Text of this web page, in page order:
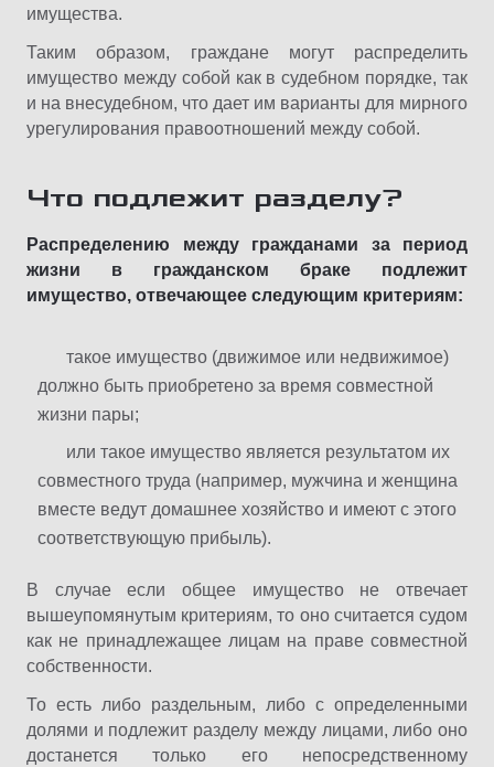
имущества.
Таким образом, граждане могут распределить
имущество между собой как в судебном порядке, так
и на внесудебном, что дает им варианты для мирного
урегулирования правоотношений между собой.
Что подлежит разделу?
Распределению между гражданами за период
жизни в гражданском браке подлежит
имущество, отвечающее следующим критериям:
такое имущество (движимое или недвижимое)
должно быть приобретено за время совместной
жизни пары;
или такое имущество является результатом их
совместного труда (например, мужчина и женщина
вместе ведут домашнее хозяйство и имеют с этого
соответствующую прибыль).
В случае если общее имущество не отвечает
вышеупомянутым критериям, то оно считается судом
как не принадлежащее лицам на праве совместной
собственности.
То есть либо раздельным, либо с определенными
долями и подлежит разделу между лицами, либо оно
достанется только его непосредственному